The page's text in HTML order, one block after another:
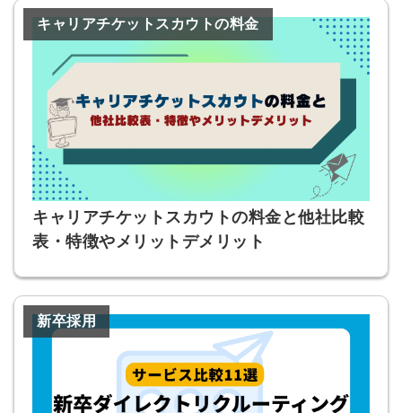
キャリアチケットスカウトの料金
キャリアチケットスカウトの料金と他社比較
表・特徴やメリットデメリット
新卒採用